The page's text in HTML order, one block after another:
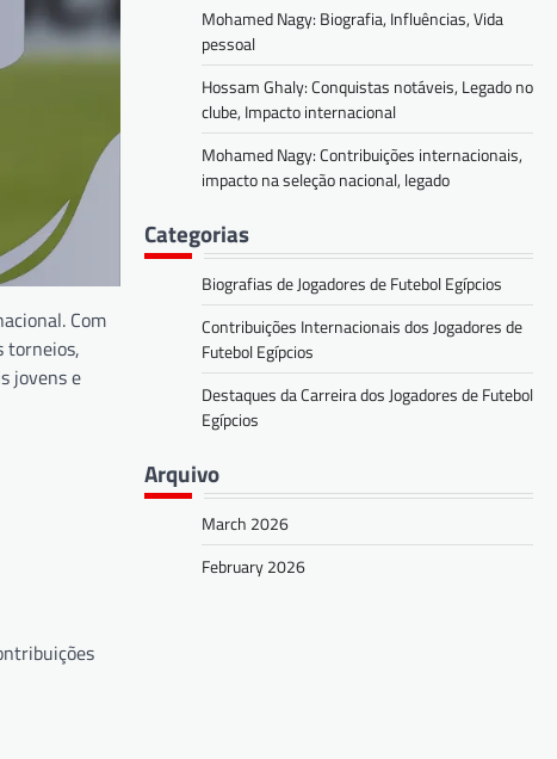
Com
torneios,
jovens e
Mohamed Nagy: Biografia, Influências, Vida
pessoal
Hossam Ghaly: Conquistas notáveis, Legado no
clube, Impacto internacional
Mohamed Nagy: Contribuições internacionais,
impacto na seleção nacional, legado
Categorias
Biografias de Jogadores de Futebol Egípcios
Contribuições Internacionais dos Jogadores de
Futebol Egípcios
Destaques da Carreira dos Jogadores de Futebol
Egípcios
Arquivo
March 2026
February 2026